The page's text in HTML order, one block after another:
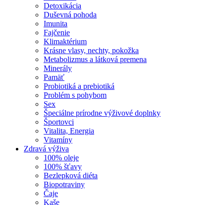
Detoxikácia
Duševná pohoda
Imunita
Fajčenie
Klimaktérium
Krásne vlasy, nechty, pokožka
Metabolizmus a látková premena
Minerály
Pamäť
Probiotiká a prebiotiká
Problém s pohybom
Sex
Špeciálne prírodne výživové doplnky
Športovci
Vitalita, Energia
Vitamíny
Zdravá výživa
100% oleje
100% šťavy
Bezlepková diéta
Biopotraviny
Čaje
Kaše